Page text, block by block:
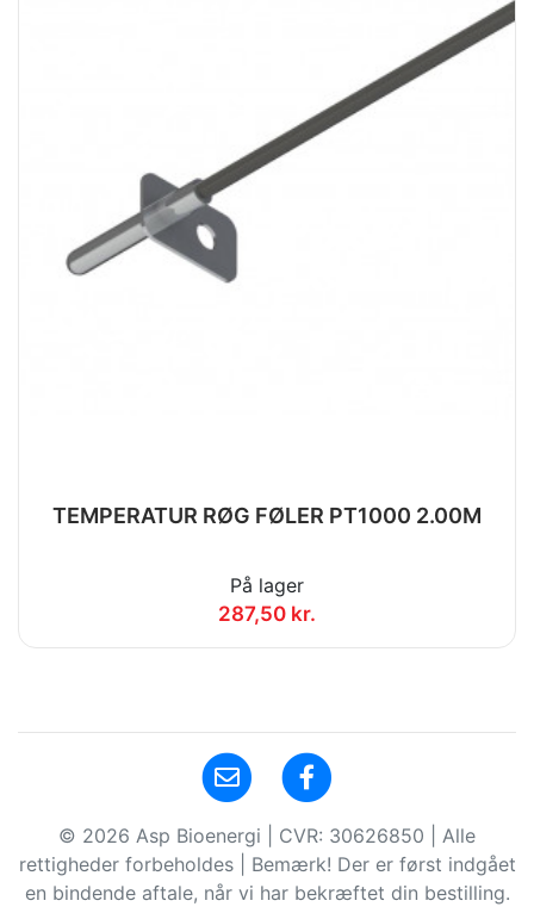
TEMPERATUR RØG FØLER PT1000 2.00M
På lager
287,50 kr.
© 2026 Asp Bioenergi | CVR: 30626850 | Alle
rettigheder forbeholdes | Bemærk! Der er først indgået
en bindende aftale, når vi har bekræftet din bestilling.